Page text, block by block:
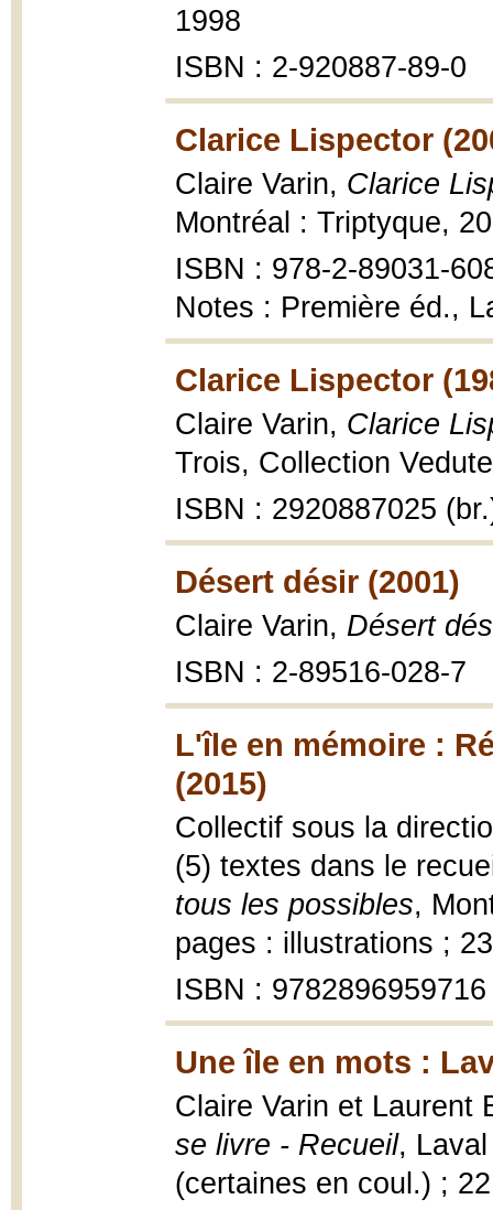
1998
ISBN : 2-920887-89-0
Clarice Lispector
Claire Varin, Clarice
Montréal : Triptyque,
ISBN : 978-2-89031-
Notes : Première éd.,
Clarice Lispector
Claire Varin, Clarice
Trois, Collection
ISBN : 2920887025
Désert désir (2001)
Claire Varin, Désert
ISBN : 2-89516-028-7
L'île en mémoire :
(2015)
Collectif sous la
(5) textes dans le
tous les possibles,
pages : illustrations ;
ISBN : 9782896959716
Une île en mots :
Claire Varin et Laurent
se livre - Recueil,
(certaines en coul.) ;